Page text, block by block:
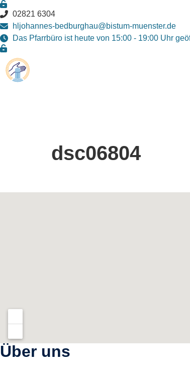
02821 6304
hljohannes-bedburghau@bistum-muenster.de
Das Pfarrbüro ist heute von 15:00 - 19:00 Uhr
dsc06804
Über uns